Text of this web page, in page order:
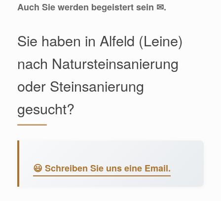
Auch Sie werden begeistert sein ✉.
Sie haben in Alfeld (Leine)
nach Natursteinsanierung
oder Steinsanierung
gesucht?
😃 Schreiben Sie uns eine Email.